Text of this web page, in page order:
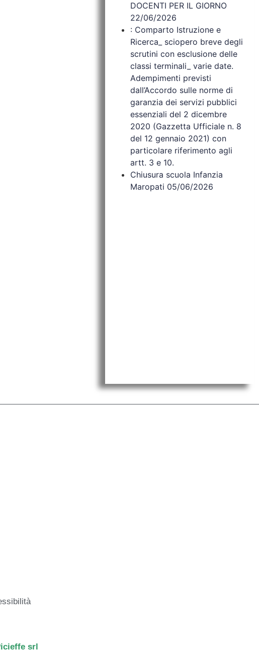
DOCENTI PER IL GIORNO
22/06/2026
: Comparto Istruzione e
Ricerca_ sciopero breve degli
scrutini con esclusione delle
classi terminali_ varie date.
Adempimenti previsti
dall’Accordo sulle norme di
garanzia dei servizi pubblici
essenziali del 2 dicembre
2020 (Gazzetta Ufficiale n. 8
del 12 gennaio 2021) con
particolare riferimento agli
artt. 3 e 10.
Chiusura scuola Infanzia
Maropati 05/06/2026
srl